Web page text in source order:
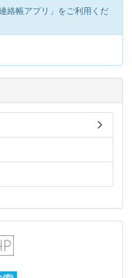
絡帳アプリ」をご利用くだ